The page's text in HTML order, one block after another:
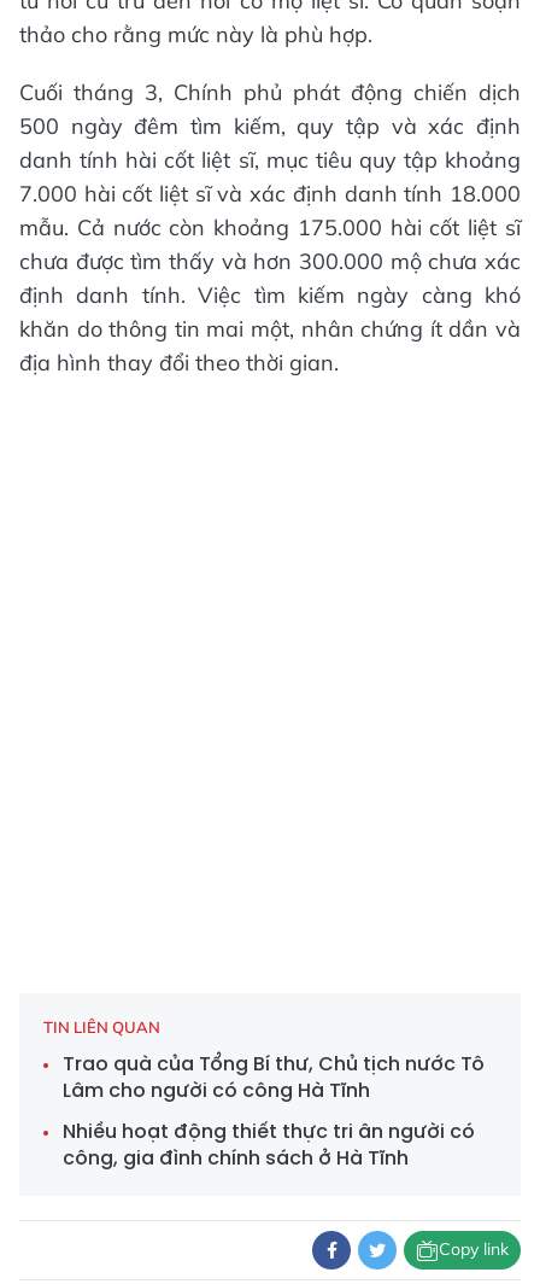
thảo cho rằng mức này là phù hợp.
Cuối tháng 3, Chính phủ phát động chiến dịch
500 ngày đêm tìm kiếm, quy tập và xác định
danh tính hài cốt liệt sĩ, mục tiêu quy tập khoảng
7.000 hài cốt liệt sĩ và xác định danh tính 18.000
mẫu. Cả nước còn khoảng 175.000 hài cốt liệt sĩ
chưa được tìm thấy và hơn 300.000 mộ chưa xác
định danh tính. Việc tìm kiếm ngày càng khó
khăn do thông tin mai một, nhân chứng ít dần và
địa hình thay đổi theo thời gian.
TIN LIÊN QUAN
Trao quà của Tổng Bí thư, Chủ tịch nước Tô
Lâm cho người có công Hà Tĩnh
Nhiều hoạt động thiết thực tri ân người có
công, gia đình chính sách ở Hà Tĩnh
Copy link